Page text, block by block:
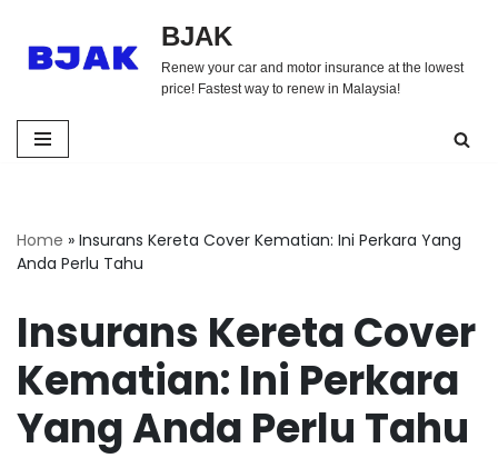
Skip
BJAK
Renew your car and motor insurance at the lowest
price! Fastest way to renew in Malaysia!
Home » Insurans Kereta Cover Kematian: Ini Perkara Yang
Anda Perlu Tahu
Insurans Kereta Cover
Kematian: Ini Perkara
Yang Anda Perlu Tahu